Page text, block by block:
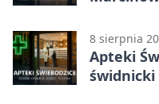
8 sierpnia
Apteki
świdnicki